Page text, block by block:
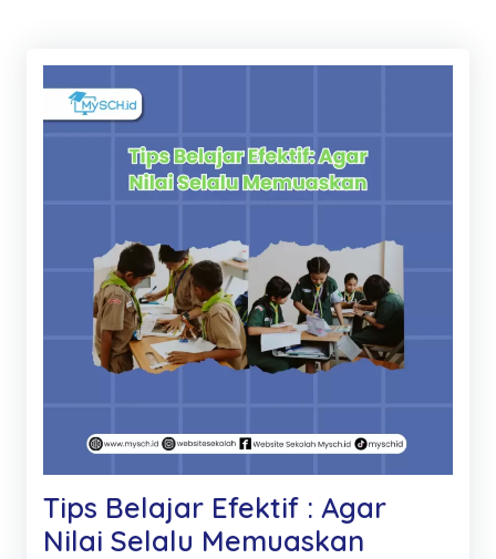
Tips Belajar Efektif : Agar
Nilai Selalu Memuaskan